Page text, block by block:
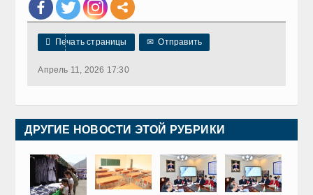
 Печать страницы ✉ Отправить
Апрель 11, 2026 17:30
ДРУГИЕ НОВОСТИ ЭТОЙ РУБРИКИ